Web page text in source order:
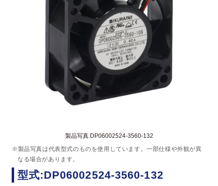
製品写真:DP06002524-3560-132
※製品写真は代表型式のものを使用しています。一部仕様や外観が異
なる場合があります。
型式:DP06002524-3560-132